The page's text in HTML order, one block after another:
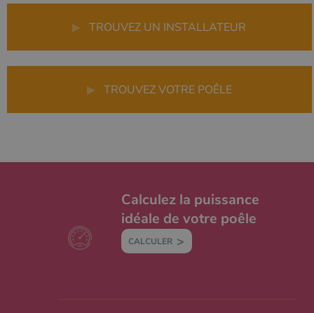
▶ TROUVEZ UN INSTALLATEUR
▶ TROUVEZ VOTRE POÊLE
Calculez la puissance
idéale de votre poêle
CALCULER